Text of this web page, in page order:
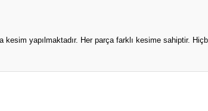
yapılmaktadır. Her parça farklı kesime sahiptir.